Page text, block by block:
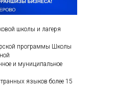
школы и лагеря
программы Школы
и муниципальное
языков более 15